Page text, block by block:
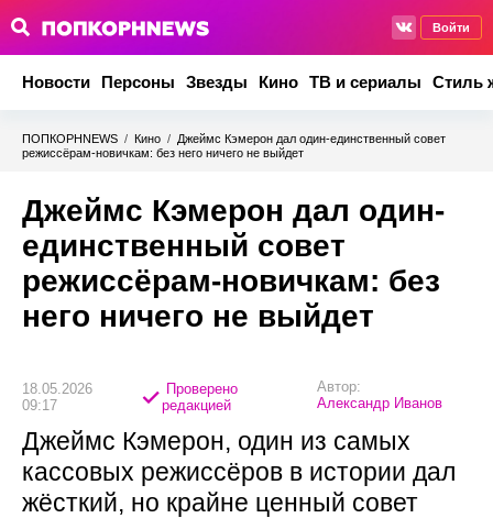
Войти
Новости Персоны Звезды Кино ТВ и сериалы Стиль
ПОПКОРНNEWS / Кино / Джеймс Кэмерон дал один-единственный совет
режиссёрам-новичкам: без него ничего не выйдет
Джеймс Кэмерон дал один-
единственный совет
режиссёрам-новичкам: без
него ничего не выйдет
18.05.2026
09:17
Проверено
редакцией
Автор:
Александр Иванов
Джеймс Кэмерон, один из самых
кассовых режиссёров в истории дал
жёсткий, но крайне ценный совет